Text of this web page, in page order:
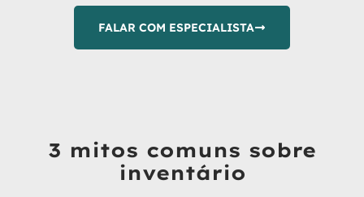
FALAR COM ESPECIALISTA
3 mitos comuns sobre
inventário